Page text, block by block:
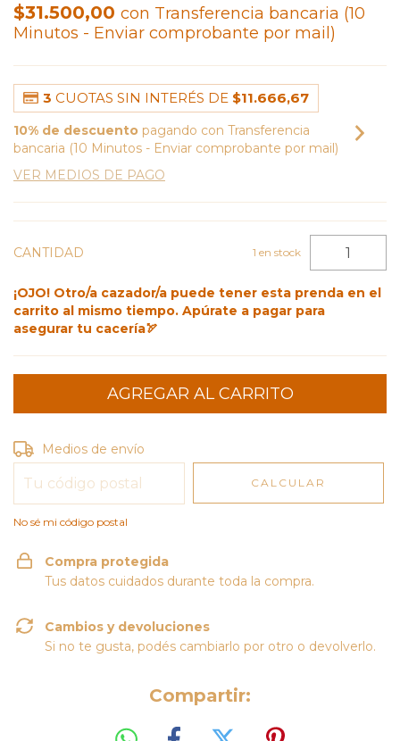
$31.500,00 con Transferencia bancaria (10
Minutos - Enviar comprobante por mail)
3 CUOTAS SIN INTERÉS DE $11.666,67
10% de descuento pagando con Transferencia
bancaria (10 Minutos - Enviar comprobante por mail)
VER MEDIOS DE PAGO
CANTIDAD 1 en stock
¡OJO! Otro/a cazador/a puede tener esta prenda en el
carrito al mismo tiempo. Apúrate a pagar para
asegurar tu cacería🏹
Entregas para el CP:
Medios de envío
CALCULAR
No sé mi código postal
Compra protegida
Tus datos cuidados durante toda la compra.
Cambios y devoluciones
Si no te gusta, podés cambiarlo por otro o devolverlo.
Compartir: